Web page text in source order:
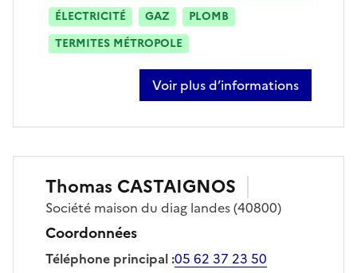
ÉLECTRICITÉ
GAZ
PLOMB
TERMITES MÉTROPOLE
Voir plus d’informations
sur yoann rousson
Thomas CASTAIGNOS
Société maison du diag landes(40800)
Coordonnées
Téléphone principal:05 62 37 23 50